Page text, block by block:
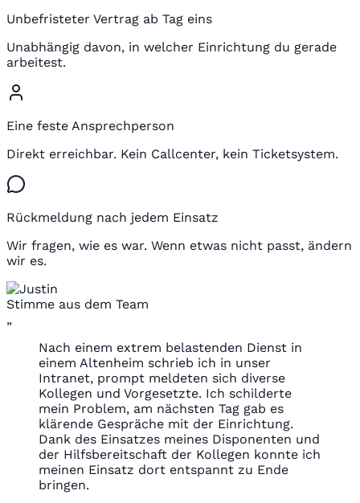
Unbefristeter Vertrag ab Tag eins
Unabhängig davon, in welcher Einrichtung du gerade
arbeitest.
Eine feste Ansprechperson
Direkt erreichbar. Kein Callcenter, kein Ticketsystem.
Rückmeldung nach jedem Einsatz
Wir fragen, wie es war. Wenn etwas nicht passt, ändern
wir es.
Stimme aus dem Team
„
Nach einem extrem belastenden Dienst in
einem Altenheim schrieb ich in unser
Intranet, prompt meldeten sich diverse
Kollegen und Vorgesetzte. Ich schilderte
mein Problem, am nächsten Tag gab es
klärende Gespräche mit der Einrichtung.
Dank des Einsatzes meines Disponenten und
der Hilfsbereitschaft der Kollegen konnte ich
meinen Einsatz dort entspannt zu Ende
bringen.